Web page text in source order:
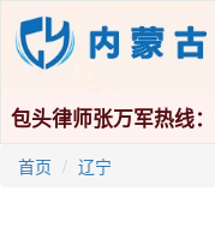
包头律师张万军热线：
首页 辽宁